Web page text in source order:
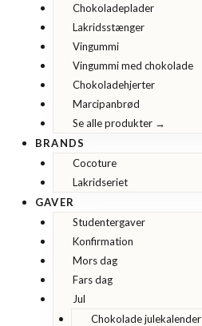
Chokoladeplader
Lakridsstænger
Vingummi
Vingummi med chokolade
Chokoladehjerter
Marcipanbrød
Se alle produkter →
BRANDS
Cocoture
Lakridseriet
GAVER
Studentergaver
Konfirmation
Mors dag
Fars dag
Jul
Chokolade julekalender